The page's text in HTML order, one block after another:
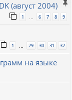
(август 2004)
1 … 6 7 8 9
1 29 30 31 32
на языке